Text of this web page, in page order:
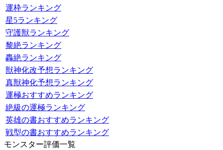
運枠ランキング
星5ランキング
守護獣ランキング
黎絶ランキング
轟絶ランキング
獣神化改予想ランキング
真獣神化予想ランキング
運極おすすめランキング
絶級の運極ランキング
英雄の書おすすめランキング
戦型の書おすすめランキング
モンスター評価一覧